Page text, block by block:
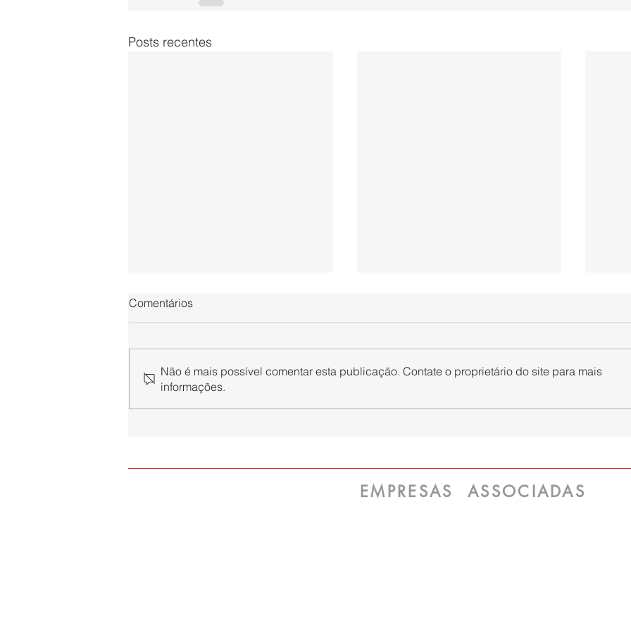
Posts recentes
Paraibuna Embalagens
Smurfit Westrock apresenta
Comentários
Não é mais possível comentar esta publicação. Contate o proprietário do site para mais
informações.
EMPRESAS ASSOCIADAS